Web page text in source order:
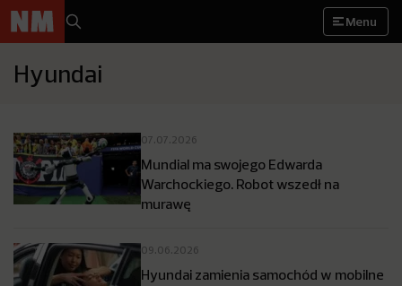
Menu
Hyundai
07.07.2026
Mundial ma swojego Edwarda
Warchockiego. Robot wszedł na
murawę
09.06.2026
Hyundai zamienia samochód w mobilne